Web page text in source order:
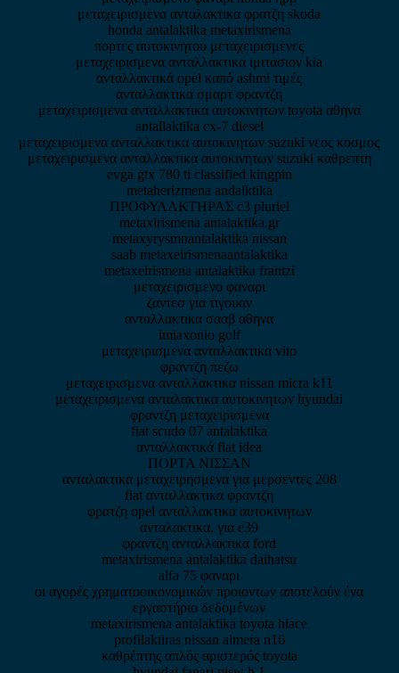
μεταχειρισμενα ανταλακτικα φρατζη skoda
honda antalaktika metaxirismena
πορτες αυτοκινητου μεταχειρισμενες
μεταχειρισμενα ανταλλακτικα ιμιτασιον kia
ανταλλακτικά opel καπό ashmi τιμές
ανταλλακτικα σμαρτ φραντζη
μεταχειρισμενα ανταλλακτικα αυτοκινητων toyota αθηνα
antallaktika cx-7 diesel
μεταχειρισμενα ανταλλακτικα αυτοκινητων suzuki νεος κοσμος
μεταχειρισμενα ανταλλακτικα αυτοκινητων suzuki καθρεπτη
evga gtx 780 ti classified kingpin
metaherizmena andalktika
ΠΡΟΦΥΛΑΚΤΗΡΑΣ c3 pluriel
metaxirismena antalaktika.gr
metaxyrysmnantalaktika nissan
saab metaxeirismenaantalaktika
metaxeirismena antalaktika frantzi
μεταχειρισμενο φαναρι
ζαντεσ για τιγουαν
ανταλλακτικα σααβ αθηνα
imiaxonio golf
μεταχειρισμενα ανταλλακτικα vito
φραντζη πεζω
μεταχειρισμενα ανταλλακτικα nissan micra k11
μεταχειρισμενα ανταλακτικα αυτοκινητων hyundai
φραντζη μεταχειρισμενα
fiat scudo 07 antalaktika
ανταλλακτικά fiat idea
ΠΟΡΤΑ ΝΙΣΣΑΝ
ανταλακτικα μεταχειρησμενα για μερσεντες 208
fiat ανταλλακτικα φραντζη
φρατζη opel ανταλλακτικα αυτοκινητων
ανταλακτικα. για e39
φραντζη ανταλλακτικα ford
metaxirismena antalaktika daihatsu
alfa 75 φαναρι
οι αγορές χρηματοοικονομικών προιοντων αποτελούν ένα
εργαστήριο δεδομένων
metaxirismena antalaktika toyota hiace
profilaktiras nissan almera n16
καθρέπτης απλός αριστερός toyota